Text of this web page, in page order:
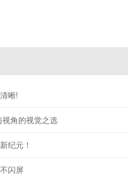
晰!
角的视觉之选
纪元！
闪屏